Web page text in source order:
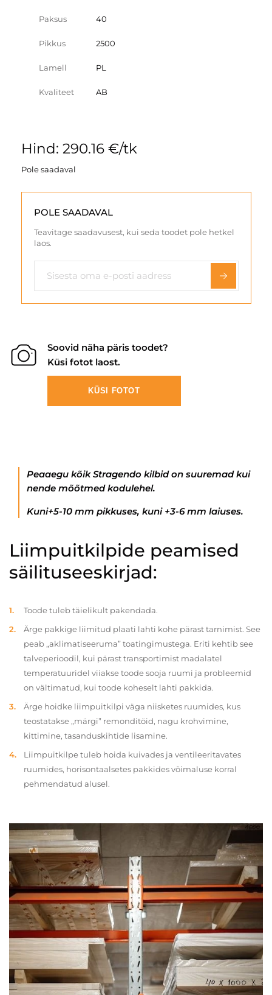
Paksus 40
Pikkus 2500
Lamell PL
Kvaliteet AB
Hind: 290.16 €/tk
Pole saadaval
POLE SAADAVAL
Teavitage saadavusest, kui seda toodet pole hetkel
laos.
Soovid näha päris toodet?
Küsi fotot laost.
KÜSI FOTOT
Peaaegu kõik Stragendo kilbid on suuremad kui
nende mõõtmed kodulehel.
Kuni+5-10 mm pikkuses, kuni +3-6 mm laiuses.
Liimpuitkilpide peamised
säilituseeskirjad:
Toode tuleb täielikult pakendada.
Ärge pakkige liimitud plaati lahti kohe pärast tarnimist. See
peab „aklimatiseeruma” toatingimustega. Eriti kehtib see
talveperioodil, kui pärast transportimist madalatel
temperatuuridel viiakse toode sooja ruumi ja probleemid
on vältimatud, kui toode koheselt lahti pakkida.
Ärge hoidke liimpuitkilpi väga niisketes ruumides, kus
teostatakse „märgi” remonditöid, nagu krohvimine,
kittimine, tasanduskihtide lisamine.
Liimpuitkilpe tuleb hoida kuivades ja ventileeritavates
ruumides, horisontaalsetes pakkides võimaluse korral
pehmendatud alusel.